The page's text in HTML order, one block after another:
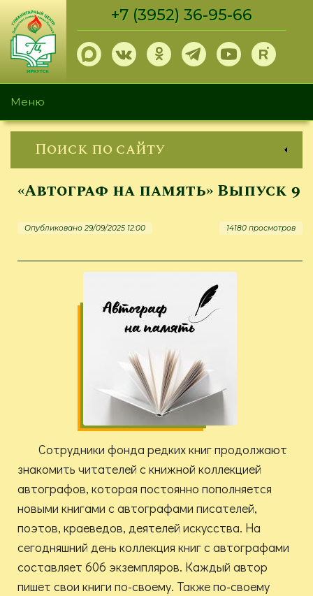
Перейти
основному
содержанию
+7 (3952) 36-95-66
Меню
Поиск по сайту
«Автограф на память» Выпуск 9
Опубликовано 29/09/2025 12:00 14180 просмотров
Сотрудники фонда редких книг продолжают
знакомить читателей с книжной коллекцией
автографов, которая постоянно пополняется
новыми книгами с автографами писателей,
поэтов, краеведов, деятелей искусства. На
сегодняшний день коллекция книг с автографами
составляет 606 экземпляров. Каждый автор
пишет свои книги по-своему. Также по-своему